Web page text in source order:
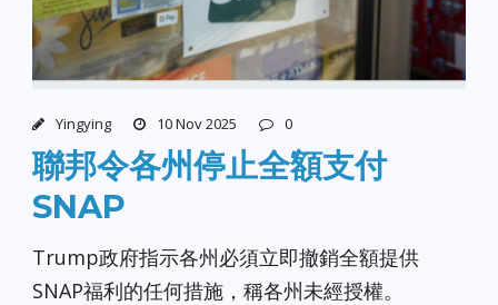
Yingying 10 Nov 2025 0
聯邦令各州停止全額支付
SNAP
Trump政府指示各州必須立即撤銷全額提供
SNAP福利的任何措施，稱各州未經授權。